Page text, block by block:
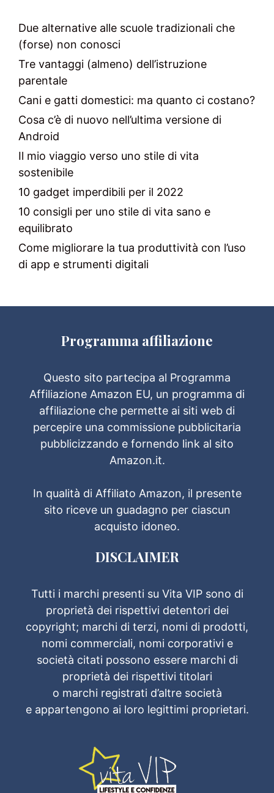
Due alternative alle scuole tradizionali che
(forse) non conosci
Tre vantaggi (almeno) dell’istruzione
parentale
Cani e gatti domestici: ma quanto ci costano?
Cosa c’è di nuovo nell’ultima versione di
Android
Il mio viaggio verso uno stile di vita
sostenibile
10 gadget imperdibili per il 2022
10 consigli per uno stile di vita sano e
equilibrato
Come migliorare la tua produttività con l’uso
di app e strumenti digitali
Programma affiliazione
Questo sito partecipa al Programma
Affiliazione Amazon EU, un programma di
affiliazione che permette ai siti web di
percepire una commissione pubblicitaria
pubblicizzando e fornendo link al sito
Amazon.it.
In qualità di Affiliato Amazon, il presente
sito riceve un guadagno per ciascun
acquisto idoneo.
DISCLAIMER
Tutti i marchi presenti su Vita VIP sono di
proprietà dei rispettivi detentori dei
copyright; marchi di terzi, nomi di prodotti,
nomi commerciali, nomi corporativi e
società citati possono essere marchi di
proprietà dei rispettivi titolari
o marchi registrati d’altre società
e appartengono ai loro legittimi proprietari.